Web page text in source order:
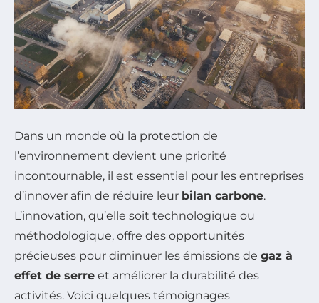
Dans un monde où la protection de
l’environnement devient une priorité
incontournable, il est essentiel pour les entreprises
d’innover afin de réduire leur bilan carbone.
L’innovation, qu’elle soit technologique ou
méthodologique, offre des opportunités
précieuses pour diminuer les émissions de gaz à
effet de serre et améliorer la durabilité des
activités. Voici quelques témoignages